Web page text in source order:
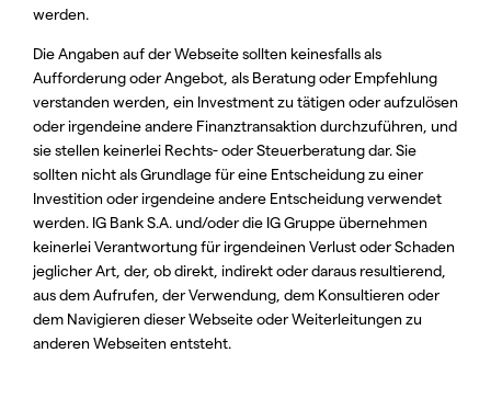
werden.
Die Angaben auf der Webseite sollten keinesfalls als
Aufforderung oder Angebot, als Beratung oder Empfehlung
verstanden werden, ein Investment zu tätigen oder aufzulösen
oder irgendeine andere Finanztransaktion durchzuführen, und
sie stellen keinerlei Rechts- oder Steuerberatung dar. Sie
sollten nicht als Grundlage für eine Entscheidung zu einer
Investition oder irgendeine andere Entscheidung verwendet
werden. IG Bank S.A. und/oder die IG Gruppe übernehmen
keinerlei Verantwortung für irgendeinen Verlust oder Schaden
jeglicher Art, der, ob direkt, indirekt oder daraus resultierend,
aus dem Aufrufen, der Verwendung, dem Konsultieren oder
dem Navigieren dieser Webseite oder Weiterleitungen zu
anderen Webseiten entsteht.